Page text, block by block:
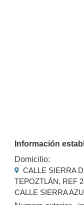
Información
Domicilio:
CALLE SIERRA
TEPOZTLÁN, REF
CALLE SIERRA